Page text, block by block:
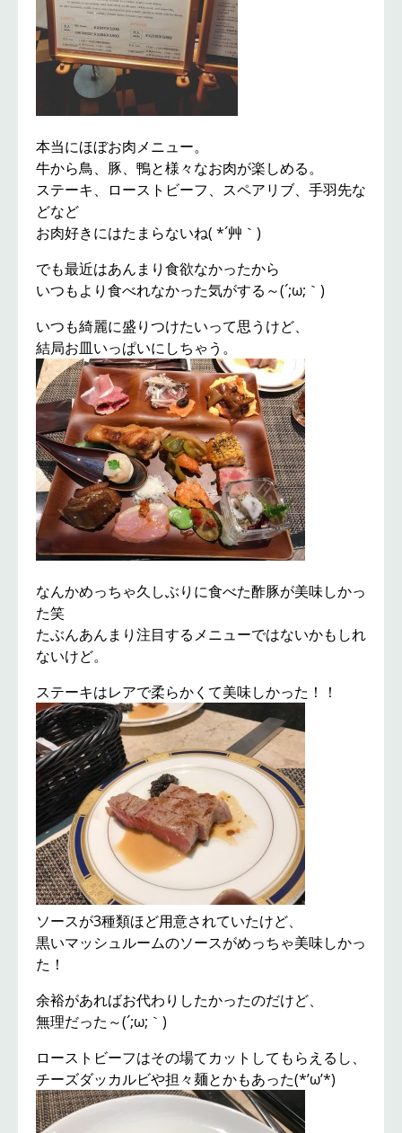
本当にほぼお肉メニュー。
牛から鳥、豚、鴨と様々なお肉が楽しめる。
ステーキ、ローストビーフ、スペアリブ、手羽先な
どなど
お肉好きにはたまらないね( *´艸｀)
でも最近はあんまり食欲なかったから
いつもより食べれなかった気がする～(´;ω;｀)
いつも綺麗に盛りつけたいって思うけど、
結局お皿いっぱいにしちゃう。
なんかめっちゃ久しぶりに食べた酢豚が美味しかっ
た笑
たぶんあんまり注目するメニューではないかもしれ
ないけど。
ステーキはレアで柔らかくて美味しかった！！
ソースが3種類ほど用意されていたけど、
黒いマッシュルームのソースがめっちゃ美味しかっ
た！
余裕があればお代わりしたかったのだけど、
無理だった～(´;ω;｀)
ローストビーフはその場てカットしてもらえるし、
チーズダッカルビや担々麺とかもあった(*’ω’*)